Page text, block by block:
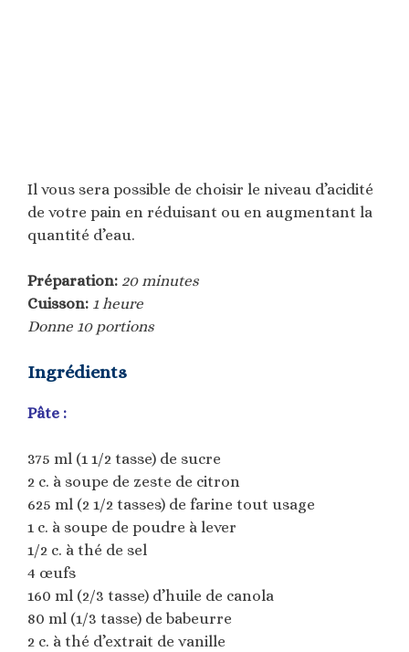
Il vous sera possible de choisir le niveau d’acidité
de votre pain en réduisant ou en augmentant la
quantité d’eau.
Préparation: 20 minutes
Cuisson: 1 heure
Donne 10 portions
Ingrédients
Pâte :
375 ml (1 1/2 tasse) de sucre
2 c. à soupe de zeste de citron
625 ml (2 1/2 tasses) de farine tout usage
1 c. à soupe de poudre à lever
1/2 c. à thé de sel
4 œufs
160 ml (2/3 tasse) d’huile de canola
80 ml (1/3 tasse) de babeurre
2 c. à thé d’extrait de vanille